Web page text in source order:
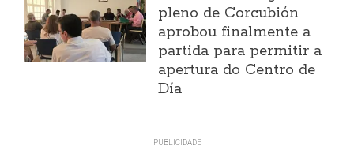
pleno de Corcubión
aprobou finalmente a
partida para permitir a
apertura do Centro de
Día